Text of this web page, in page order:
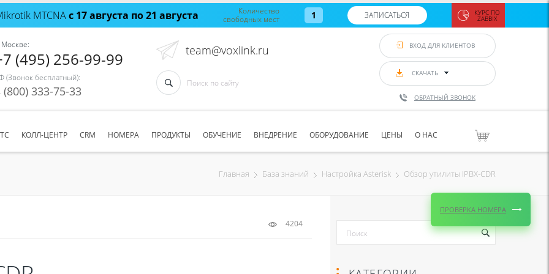
MTCNAс 17 августа по 21 августа
Количество
свободных мест
1 ЗАПИСАТЬСЯ КУРС ПО
ZABBIX
ВХОД ДЛЯ КЛИЕНТОВ
СКАЧАТЬ
ОБРАТНЫЙ ЗВОНОК
(495) 256-99-99
(Звонок бесплатный):
(800) 333-75-33
team@voxlink.ru
КОЛЛ-ЦЕНТР CRM НОМЕРА ПРОДУКТЫ ОБУЧЕНИЕ ВНЕДРЕНИЕ ОБОРУДОВАНИЕ ЦЕНЫ О НАС
Главная База знаний Настройка Asterisk Обзор утилиты IPBX-CDR
4204
ПРОВЕРКА НОМЕРА